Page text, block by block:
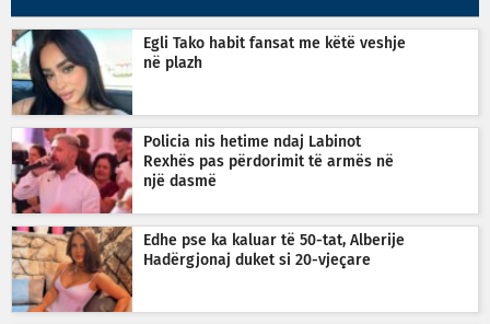
Egli Tako habit fansat me këtë veshje
në plazh
Policia nis hetime ndaj Labinot
Rexhës pas përdorimit të armës në
një dasmë
Edhe pse ka kaluar të 50-tat, Alberije
Hadërgjonaj duket si 20-vjeçare